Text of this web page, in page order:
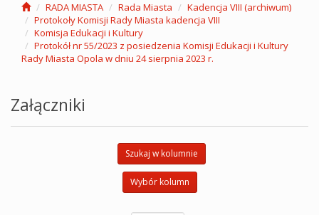
RADA MIASTA Rada Miasta
Kadencja VIII (archiwum)
Protokoły Komisji Rady Miasta kadencja VIII
Komisja Edukacji i Kultury
Protokół nr 55/2023 z posiedzenia Komisji Edukacji i Kultury
Rady Miasta Opola w dniu 24 sierpnia 2023 r.
Załączniki
Szukaj w kolumnie
Wybór kolumn